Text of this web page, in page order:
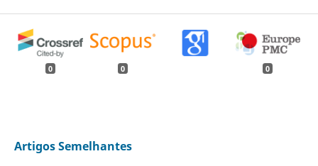
0 0 0
Artigos Semelhantes